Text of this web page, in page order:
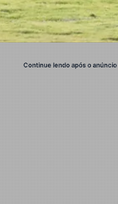
Continue lendo após o anúncio